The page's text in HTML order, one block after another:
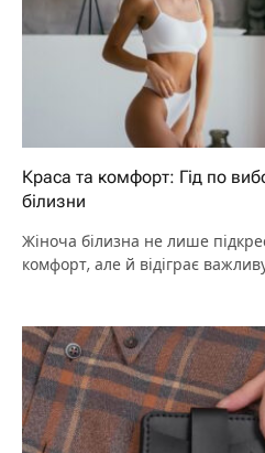
Краса та комфорт: Гід по
білизни
Жіноча білизна не лише
комфорт, але й відіграє